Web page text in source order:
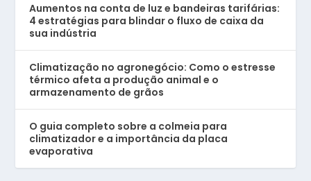
Aumentos na conta de luz e bandeiras tarifárias:
4 estratégias para blindar o fluxo de caixa da
sua indústria
Climatização no agronegócio: Como o estresse
térmico afeta a produção animal e o
armazenamento de grãos
O guia completo sobre a colmeia para
climatizador e a importância da placa
evaporativa